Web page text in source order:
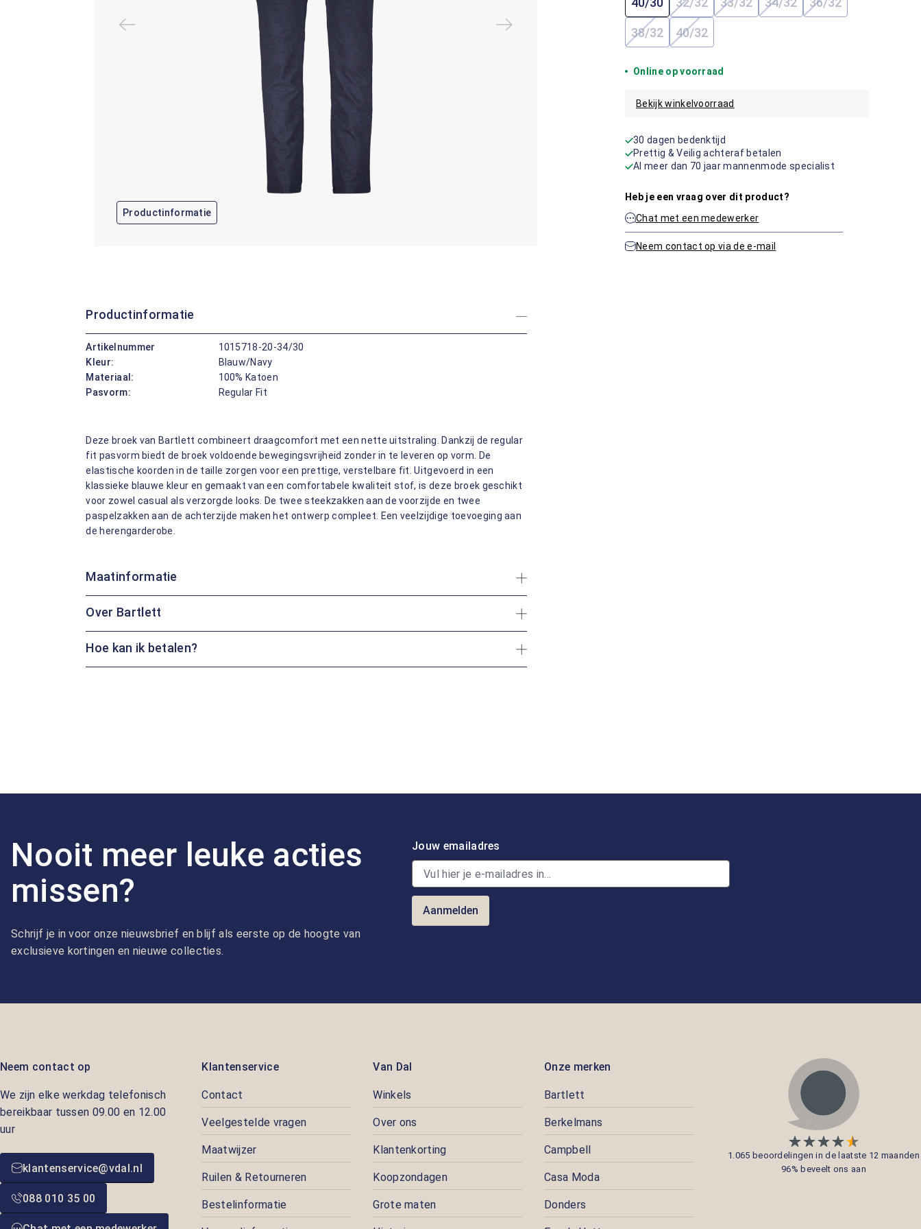
Productinformatie
(Deze optie is momenteel niet beschikbaar.)
(Deze optie is momenteel niet
(Deze optie is momenteel
(Deze optie is
38/32(Deze optie is momenteel niet beschikbaar.)
40/32(Deze optie is momenteel niet beschikbaar.)
Online op voorraad
Bekijk winkelvoorraad
30 dagen bedenktijd
Prettig & Veilig achteraf betalen
Al meer dan 70 jaar mannenmode specialist
Heb je een vraag over dit product?
Chat met een medewerker
Neem contact op via de e-mail
Productinformatie
Artikelnummer
1015718-20-34/30
Kleur:
Blauw/Navy
Materiaal:
100% Katoen
Pasvorm:
Regular Fit
Deze broek van Bartlett combineert draagcomfort met een nette uitstraling. Dankzij de regular
fit pasvorm biedt de broek voldoende bewegingsvrijheid zonder in te leveren op vorm. De
elastische koorden in de taille zorgen voor een prettige, verstelbare fit. Uitgevoerd in een
klassieke blauwe kleur en gemaakt van een comfortabele kwaliteit stof, is deze broek geschikt
voor zowel casual als verzorgde looks. De twee steekzakken aan de voorzijde en twee
paspelzakken aan de achterzijde maken het ontwerp compleet. Een veelzijdige toevoeging aan
de herengarderobe.
Maatinformatie
Over Bartlett
Hoe kan ik betalen?
Nooit meer leuke acties
missen?
Schrijf je in voor onze nieuwsbrief en blijf als eerste op de hoogte van
exclusieve kortingen en nieuwe collecties.
Jouw emailadres
Aanmelden
Neem contact op
We zijn elke werkdag telefonisch
bereikbaar tussen 09.00 en 12.00
uur
klantenservice@vdal.nl
088 010 35 00
Klantenservice
Contact
Veelgestelde vragen
Maatwijzer
Ruilen & Retourneren
Bestelinformatie
Van Dal
Winkels
Over ons
Klantenkorting
Koopzondagen
Grote maten
Onze merken
Bartlett
Berkelmans
Campbell
Casa Moda
Donders
1.065 beoordelingen in de laatste 12 maanden
96% beveelt ons aan